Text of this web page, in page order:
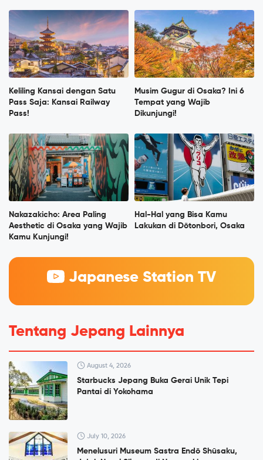
Keliling Kansai dengan Satu
Pass Saja: Kansai Railway
Pass!
Musim Gugur di Osaka? Ini 6
Tempat yang Wajib
Dikunjungi!
Nakazakicho: Area Paling
Aesthetic di Osaka yang Wajib
Kamu Kunjungi!
Hal-Hal yang Bisa Kamu
Lakukan di Dōtonbori, Osaka
Japanese Station TV
Tentang Jepang Lainnya
August 4, 2026
Starbucks Jepang Buka Gerai Unik Tepi
Pantai di Yokohama
July 10, 2026
Menelusuri Museum Sastra Endō Shūsaku,